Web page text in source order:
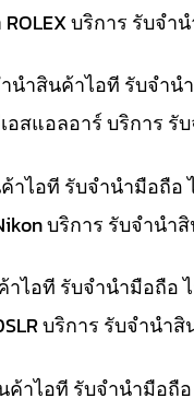
บริการ รับ
นำสินค้าไอที รับจำ
สแอลอาร์ บริการ
าไอที รับจำนำมือถื
บริการ รับจำน
าไอที รับจำนำมือถื
บริการ รับจำน
ค้าไอที รับจำนำมือ